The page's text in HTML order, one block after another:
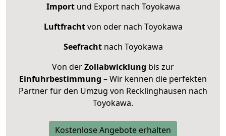
Importund Export nach Toyokawa
Luftfrachtvon oder nach Toyokawa
Seefrachtnach Toyokawa
Von derZollabwicklung bis zur
Einfuhrbestimmung – Wir kennen die perfekten
Partner für den Umzug von Recklinghausen nach
Toyokawa.
Kostenlose Angebote erhalten